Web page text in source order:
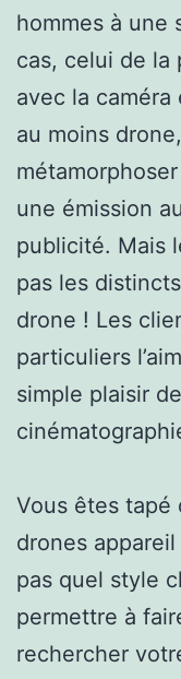
hommes à une
cas, celui de la
avec la
au moins
une émission
publicité. Mais
pas les
drone ! Les
particuliers
simple plaisir
Vous êtes tapé
drones
pas quel style
permettre à
rechercher